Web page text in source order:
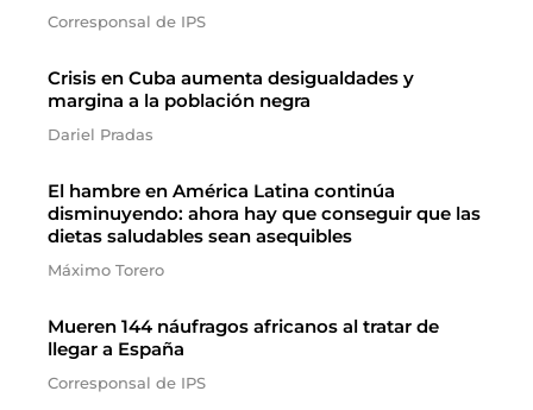
Corresponsal de IPS
Crisis en Cuba aumenta desigualdades y
margina a la población negra
Dariel Pradas
El hambre en América Latina continúa
disminuyendo: ahora hay que conseguir que las
dietas saludables sean asequibles
Máximo Torero
Mueren 144 náufragos africanos al tratar de
llegar a España
Corresponsal de IPS